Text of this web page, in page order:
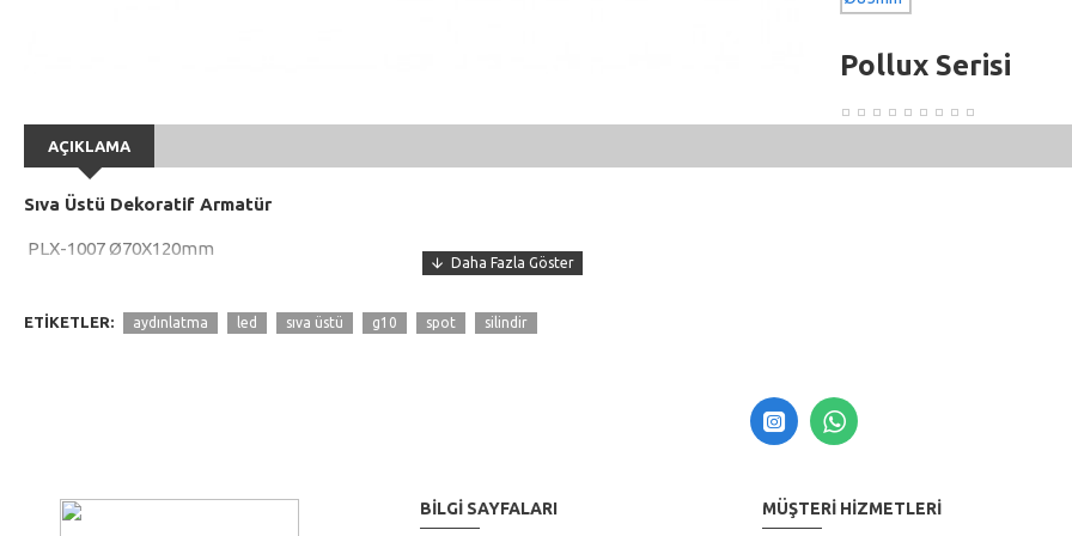
Pollux Serisi
AÇIKLAMA
Sıva Üstü Dekoratif Armatür
PLX-1007 Ø70X120mm
ETIKETLER: aydınlatma led sıva üstü g10 spot silindir
BILGI SAYFALARI MÜŞTERI HIZMETLERI